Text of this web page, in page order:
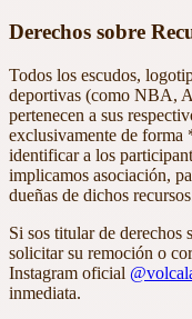
Derechos sobre
Todos los escudos,
deportivas (como NBA,
pertenecen a sus
exclusivamente de
identificar a los
implicamos asociación,
dueñas de dichos
Si sos titular de derechos
solicitar su remoción o
Instagram oficial
inmediata.